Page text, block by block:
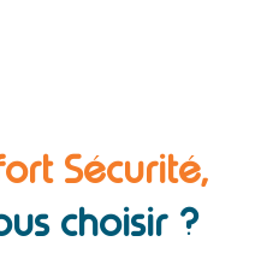
Sécurité,
choisir ?